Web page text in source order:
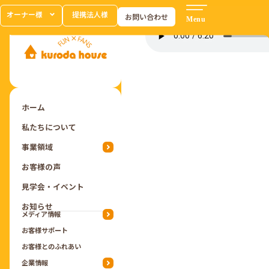
オーナー様 提携法人様 お問い合わせ
ホーム
私たちについて
事業領域
お客様の声
見学会・イベント
お知らせ
メディア情報
お客様サポート
お客様とのふれあい
企業情報